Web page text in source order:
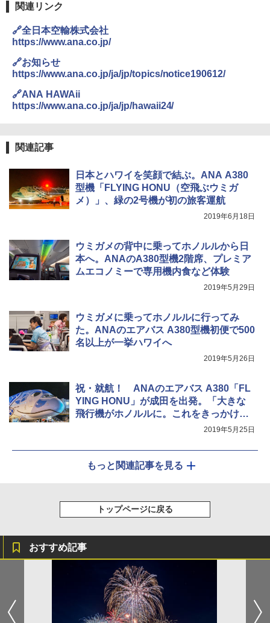
ENDLESS BASE 《めざましテレビで紹介》
テント ワンタッチ RENEW 幅200 2-3人用 43
500002(89232)
￥5,999
[キャンパーズコレクション 山善] 傘みたいに
広げるだけ パッとサッとテント ブラックコ
[キャンパーズコレクション 山善] 傘みたいに
広げるだけ パッとサッとテント キューブワ
イド ブラックコーティング フルクローズ メ
ATCW-150B エクルベージュ
￥-
GRANDOOR ステンレス保冷剤 2個セット 2
￥1,180
電動エアーポンプ SUP用 20PSI 電動ポンプ
保護 日光可読lcd 7種類ノズル付き
￥7,884
関連リンク
🔗全日本空輸株式会社
https://www.ana.co.jp/
🔗お知らせ
https://www.ana.co.jp/ja/jp/topics/notice190612/
🔗ANA HAWAii
https://www.ana.co.jp/ja/jp/hawaii24/
関連記事
日本とハワイを笑顔で結ぶ。ANA A380
型機「FLYING HONU（空飛ぶウミガ
メ）」、緑の2号機が初の旅客運航
2019年6月18日
ウミガメの背中に乗ってホノルルから日
本へ。ANAのA380型機2階席、プレミア
ムエコノミーで専用機内食など体験
2019年5月29日
ウミガメに乗ってホノルルに行ってみ
た。ANAのエアバス A380型機初便で500
名以上が一挙ハワイへ
2019年5月26日
祝・就航！ ANAのエアバス A380「FL
YING HONU」が成田を出発。「大きな
飛行機がホノルルに。これをきっかけに
環境保護を進めたい」と平子社長2019年5月25日
もっと関連記事を見る
トップページに戻る
おすすめ記事